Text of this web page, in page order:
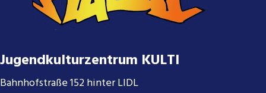
Jugendkulturzentrum KULTI
Bahnhofstraße 152 hinter LIDL